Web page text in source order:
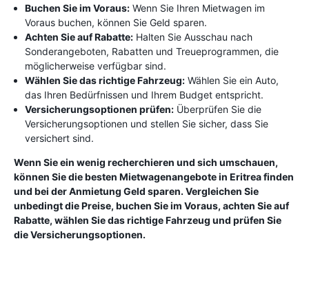
Buchen Sie im Voraus: Wenn Sie Ihren Mietwagen im
Voraus buchen, können Sie Geld sparen.
Achten Sie auf Rabatte: Halten Sie Ausschau nach
Sonderangeboten, Rabatten und Treueprogrammen, die
möglicherweise verfügbar sind.
Wählen Sie das richtige Fahrzeug: Wählen Sie ein Auto,
das Ihren Bedürfnissen und Ihrem Budget entspricht.
Versicherungsoptionen prüfen: Überprüfen Sie die
Versicherungsoptionen und stellen Sie sicher, dass Sie
versichert sind.
Wenn Sie ein wenig recherchieren und sich umschauen,
können Sie die besten Mietwagenangebote in Eritrea finden
und bei der Anmietung Geld sparen. Vergleichen Sie
unbedingt die Preise, buchen Sie im Voraus, achten Sie auf
Rabatte, wählen Sie das richtige Fahrzeug und prüfen Sie
die Versicherungsoptionen.